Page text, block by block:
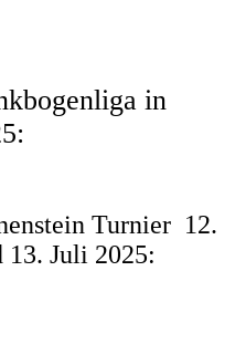
in
Turnier 12.
13. Juli 2025: